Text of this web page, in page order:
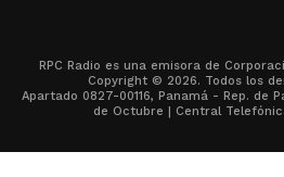
RPC Radio es una emisora de
Copyright © 2026. Todos los
Apartado 0827-00116, Panamá - Rep. de
de Octubre | Central